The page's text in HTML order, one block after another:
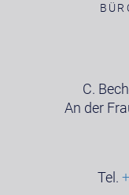
C.
An der
Tel.